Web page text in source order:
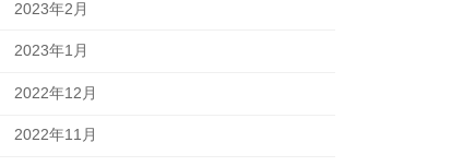
2023年2月
2023年1月
2022年12月
2022年11月